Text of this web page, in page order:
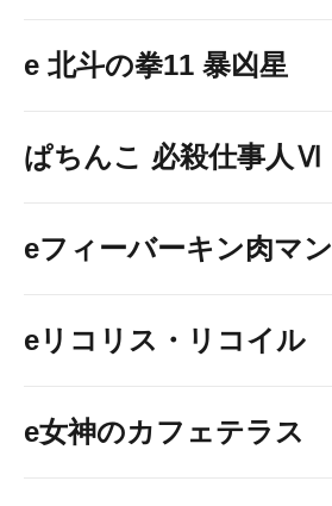
e 北斗の拳11 暴凶星
ぱちんこ 必殺仕事人Ⅵ
eフィーバーキン肉マン
eリコリス・リコイル
e女神のカフェテラス